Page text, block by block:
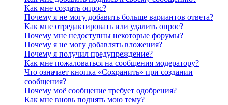
Как мне создать опрос?
Почему я не могу добавить больше вариантов ответа?
Как мне отредактировать или удалить опрос?
Почему мне недоступны некоторые форумы?
Почему я не могу добавлять вложения?
Почему я получил предупреждение?
Как мне пожаловаться на сообщения модератору?
Что означает кнопка «Сохранить» при создании
сообщения?
Почему моё сообщение требует одобрения?
Как мне вновь поднять мою тему?